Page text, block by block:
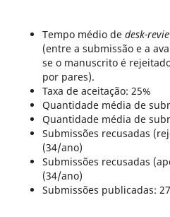
Tempo médio de desk-
(entre a submissão e a
se o manuscrito é
por pares).
Taxa de aceitação: 25%
Quantidade média de
Quantidade média de
Submissões recusadas
(34/ano)
Submissões recusadas
(34/ano)
Submissões publicadas: